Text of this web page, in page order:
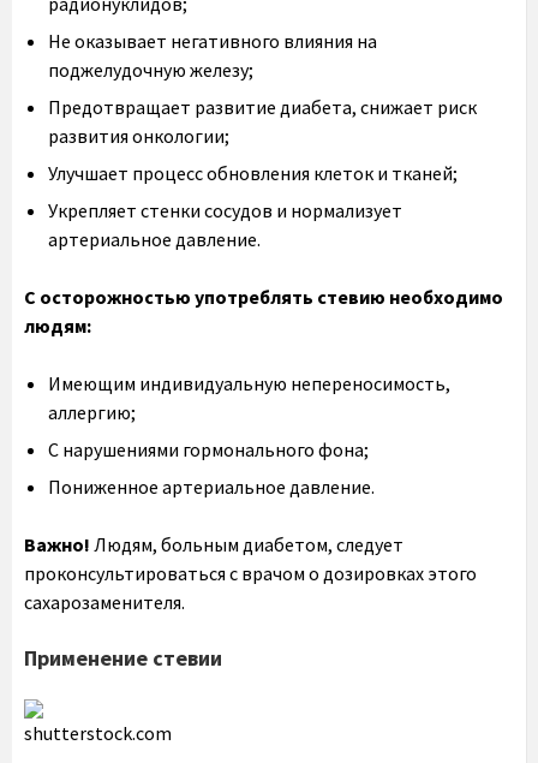
Не оказывает негативного влияния на
поджелудочную железу;
Предотвращает развитие диабета, снижает риск
развития онкологии;
Улучшает процесс обновления клеток и тканей;
Укрепляет стенки сосудов и нормализует
артериальное давление.
С осторожностью употреблять стевию необходимо
людям:
Имеющим индивидуальную непереносимость,
аллергию;
С нарушениями гормонального фона;
Пониженное артериальное давление.
Важно! Людям, больным диабетом, следует
проконсультироваться с врачом о дозировках этого
сахарозаменителя.
Применение стевии
shutterstock.com